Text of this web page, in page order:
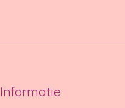
Informatie